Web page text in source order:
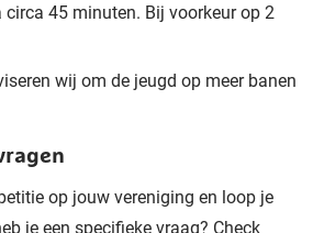
circa 45 minuten. Bij voorkeur op 2
wij om de jeugd op meer banen
op jouw vereniging en loop je
je een specifieke vraag? Check